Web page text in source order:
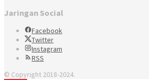
Jaringan Social
Facebook
Twitter
Instagram
RSS
© Copyright 2018-2024.